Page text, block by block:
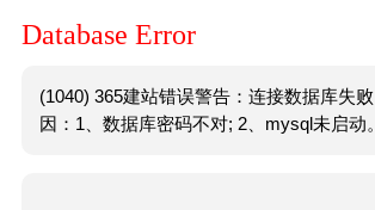
Database Error
(1040) 365建站错误警告：连接数据库失
因：1、数据库密码不对; 2、mysql未启动。